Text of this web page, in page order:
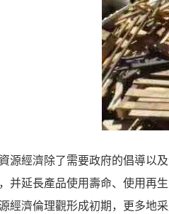
源經濟除了需要政府的倡導以
并延長產品使用壽命、使用再
經濟倫理觀形成初期，更多地